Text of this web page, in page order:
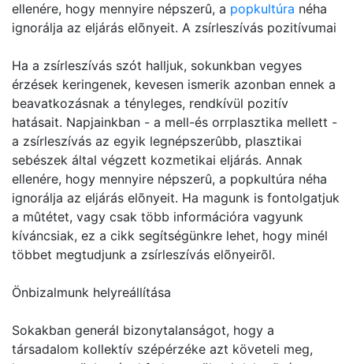
ellenére, hogy mennyire népszerû, a popkultúra néha
ignorálja az eljárás elõnyeit. A zsírleszívás pozitívumai
Ha a zsírleszívás szót halljuk, sokunkban vegyes
érzések keringenek, kevesen ismerik azonban ennek a
beavatkozásnak a tényleges, rendkívül pozitív
hatásait. Napjainkban - a mell-és orrplasztika mellett -
a zsírleszívás az egyik legnépszerûbb, plasztikai
sebészek által végzett kozmetikai eljárás. Annak
ellenére, hogy mennyire népszerû, a popkultúra néha
ignorálja az eljárás elõnyeit. Ha magunk is fontolgatjuk
a mûtétet, vagy csak több információra vagyunk
kíváncsiak, ez a cikk segítségünkre lehet, hogy minél
többet megtudjunk a zsírleszívás elõnyeirõl.
Önbizalmunk helyreállítása
Sokakban generál bizonytalanságot, hogy a
társadalom kollektív szépérzéke azt követeli meg,